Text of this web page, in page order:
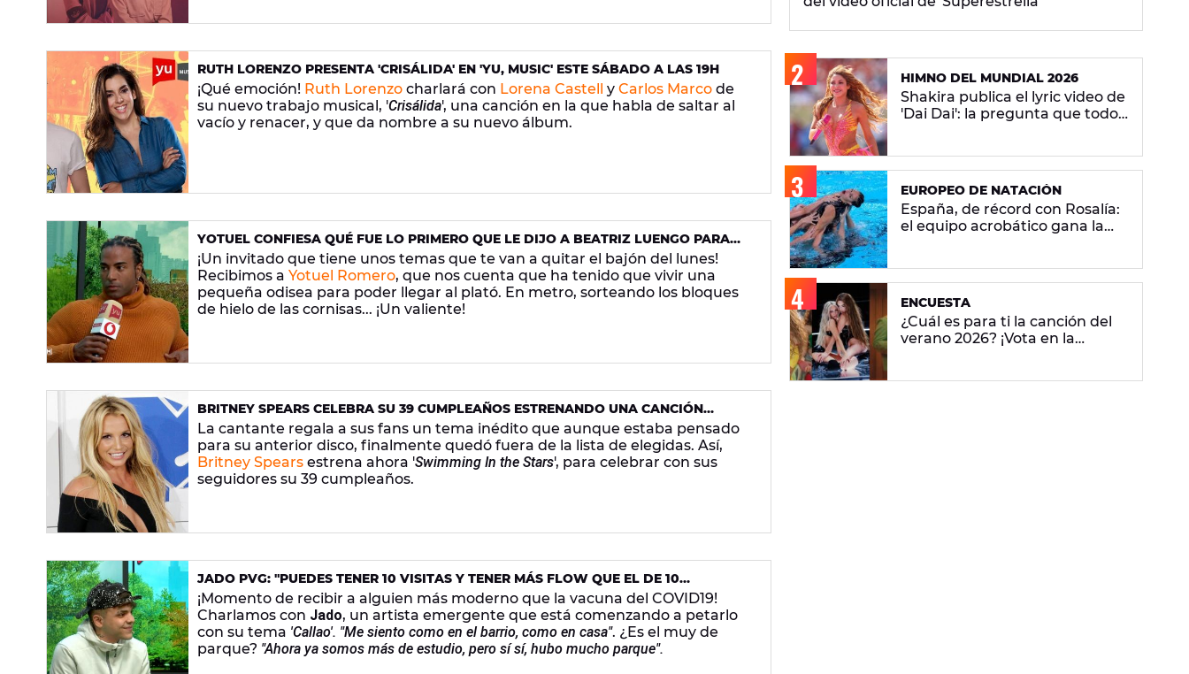
RUTH LORENZO PRESENTA 'CRISÁLIDA' EN 'YU, MUSIC' ESTE SÁBADO A LAS 19H
¡Qué emoción! Ruth Lorenzo charlará con Lorena Castell y Carlos Marco de
su nuevo trabajo musical, 'Crisálida', una canción en la que habla de saltar al
vacío y renacer, y que da nombre a su nuevo álbum.
YOTUEL CONFIESA QUÉ FUE LO PRIMERO QUE LE DIJO A BEATRIZ LUENGO PARA
ENAMORARLA: "ME LO PUSO DIFÍCIL"
¡Un invitado que tiene unos temas que te van a quitar el bajón del lunes!
Recibimos a Yotuel Romero, que nos cuenta que ha tenido que vivir una
pequeña odisea para poder llegar al plató. En metro, sorteando los bloques
de hielo de las cornisas... ¡Un valiente!
BRITNEY SPEARS CELEBRA SU 39 CUMPLEAÑOS ESTRENANDO UNA CANCIÓN
INÉDITA
La cantante regala a sus fans un tema inédito que aunque estaba pensado
para su anterior disco, finalmente quedó fuera de la lista de elegidas. Así,
Britney Spears estrena ahora 'Swimming In the Stars', para celebrar con sus
seguidores su 39 cumpleaños.
JADO PVG: "PUEDES TENER 10 VISITAS Y TENER MÁS FLOW QUE EL DE 10
MILLONES"
¡Momento de recibir a alguien más moderno que la vacuna del COVID19!
Charlamos con Jado, un artista emergente que está comenzando a petarlo
con su tema 'Callao'. "Me siento como en el barrio, como en casa". ¿Es el muy de
parque? "Ahora ya somos más de estudio, pero sí sí, hubo mucho parque".
HIMNO DEL MUNDIAL 2026
Shakira publica el lyric video de
'Dai Dai': la pregunta que todos
EUROPEO DE NATACIÓN
España, de récord con Rosalía:
el equipo acrobático gana la
ENCUESTA
¿Cuál es para ti la canción del
verano 2026? ¡Vota en la